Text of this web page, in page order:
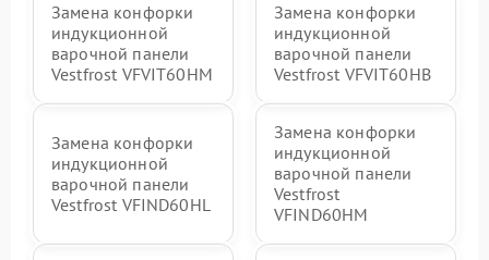
Замена конфорки
индукционной
варочной панели
Vestfrost VFVIT60HM
Замена конфорки
индукционной
варочной панели
Vestfrost VFVIT60HB
Замена конфорки
индукционной
варочной панели
Vestfrost VFIND60HL
Замена конфорки
индукционной
варочной панели
Vestfrost
VFIND60HM